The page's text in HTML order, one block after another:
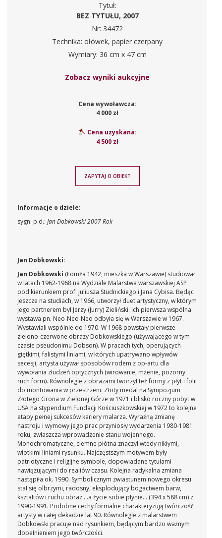
Tytuł:
BEZ TYTUŁU, 2007
Nr: 34472
Technika: ołówek, papier czerpany
Wymiary: 36 cm x 47 cm
Zobacz wyniki aukcyjne
Cena wywoławcza:
4 000 zł
Cena uzyskana:
4 500 zł
ZAPYTAJ O OBIEKT
Informacje o dziele:
sygn. p.d.: Jan Dobkowski 2007 Rok
Jan Dobkowski:
Jan Dobkowski (Łomża 1942, mieszka w Warszawie) studiował
w latach 1962-1968 na Wydziale Malarstwa warszawskiej ASP
pod kierunkiem prof. Juliusza Studnickiego i Jana Cybisa. Będąc
jeszcze na studiach, w 1966, utworzył duet artystyczny, w którym
jego partnerem był Jerzy (Jurry) Zieliński. Ich pierwsza wspólna
wystawa pn. Neo-Neo-Neo odbyła się w Warszawie w 1967.
Wystawiali wspólnie do 1970. W 1968 powstały pierwsze
zielono-czerwone obrazy Dobkowskiego (używającego w tym
czasie pseudonimu Dobson). W pracach tych, operujących
giętkimi, falistymi liniami, w których upatrywano wpływów
secesji, artysta używał sposobów rodem z op-artu dla
wywołania złudzeń optycznych (wirowanie, mżenie, pozorny
ruch form). Równolegle z obrazami tworzył też formy z płyt i folii
do montowania w przestrzeni. Złoty medal na Sympozjum
Złotego Grona w Zielonej Górze w 1971 i blisko roczny pobyt w
USA na stypendium Fundacji Kościuszkowskiej w 1972 to kolejne
etapy pełnej sukcesów kariery malarza. Wyraźną zmianę
nastroju i wymowy jego prac przyniosły wydarzenia 1980-1981
roku, zwłaszcza wprowadzenie stanu wojennego.
Monochromatyczne, ciemne płótna znaczył wtedy nikłymi,
wiotkimi liniami rysunku. Najczęstszym motywem były
patriotyczne i religijne symbole, dopowiadane tytułami
nawiązującymi do realiów czasu. Kolejna radykalna zmiana
nastąpiła ok. 1990. Symbolicznym zwiastunem nowego okresu
stał się olbrzymi, radosny, eksplodujący bogactwem barw,
kształtów i ruchu obraz ...a życie sobie płynie... (394 x 588 cm) z
1990-1991. Podobne cechy formalne charakteryzują twórczość
artysty w całej dekadzie lat 90. Równolegle z malarstwem
Dobkowski pracuje nad rysunkiem, będącym bardzo ważnym
dopełnieniem jego twórczości.